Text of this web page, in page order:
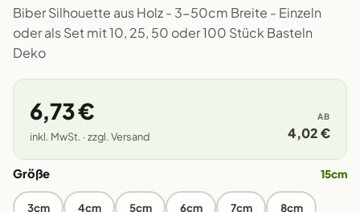
Biber Silhouette aus Holz - 3-50cm Breite - Einzeln
oder als Set mit 10, 25, 50 oder 100 Stück Basteln
Deko
6,73 €
inkl. MwSt. · zzgl. Versand
AB
4,02 €
Größe 15cm
3cm 4cm 5cm 6cm 7cm 8cm